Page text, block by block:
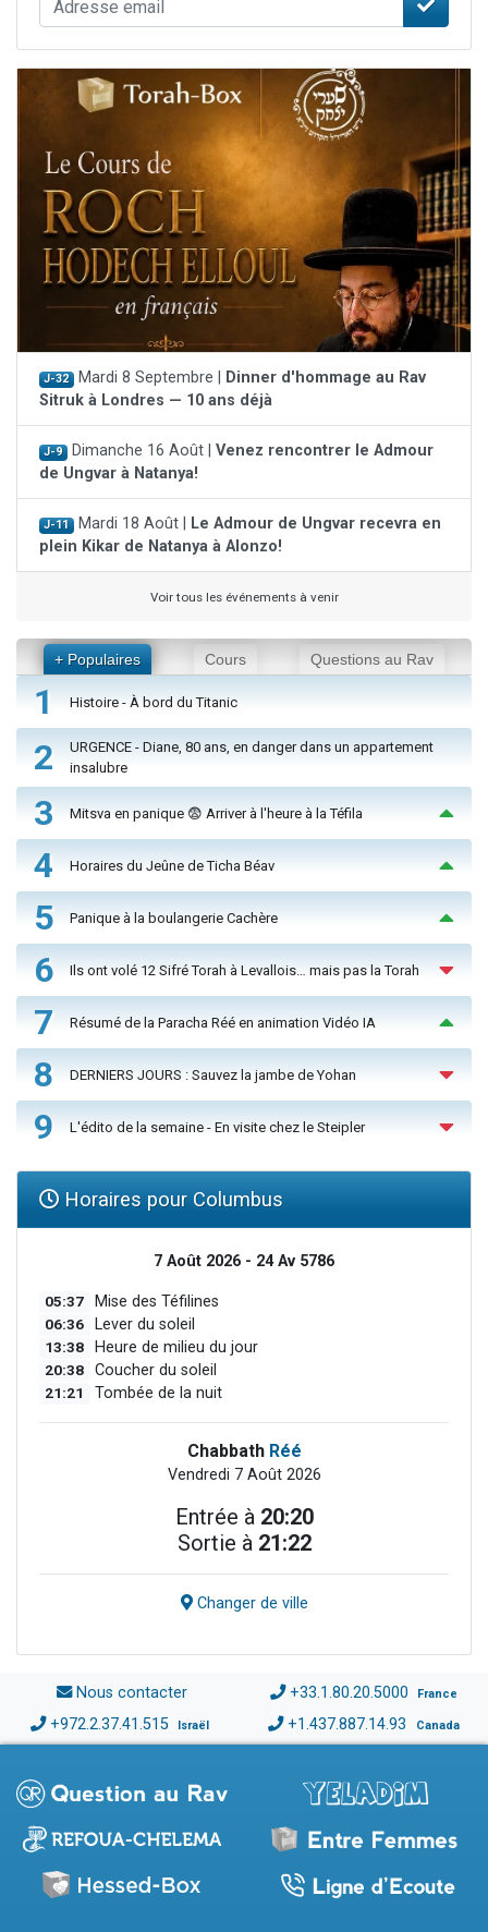
J-32 Mardi 8 Septembre |
Dinner d'hommage au Rav
Sitruk à Londres — 10 ans déjà
J-9 Dimanche 16 Août | Venez rencontrer le Admour
de Ungvar à Natanya!
J-11 Mardi 18 Août |
Le Admour de Ungvar recevra en
plein Kikar de Natanya à Alonzo!
Voir tous les événements à venir
+ Populaires Cours Questions au Rav
1 Histoire - À bord du Titanic
2
URGENCE - Diane, 80 ans, en danger dans un appartement
insalubre
3 Mitsva en panique 😨 Arriver à l'heure à la Téfila
4 Horaires du Jeûne de Ticha Béav
5 Panique à la boulangerie Cachère
6 Ils ont volé 12 Sifré Torah à Levallois… mais pas la Torah
7 Résumé de la Paracha Réé en animation Vidéo IA
8 DERNIERS JOURS : Sauvez la jambe de Yohan
9 L'édito de la semaine - En visite chez le Steipler
Horaires pour Columbus
7 Août 2026 - 24 Av 5786
05:37 Mise des Téfilines
06:36 Lever du soleil
13:38 Heure de milieu du jour
20:38 Coucher du soleil
21:21 Tombée de la nuit
Chabbath Réé
Vendredi 7 Août 2026
Entrée à 20:20
Sortie à 21:22
Changer de ville
Nous contacter +33.1.80.20.5000 France
+972.2.37.41.515 Israël +1.437.887.14.93 Canada